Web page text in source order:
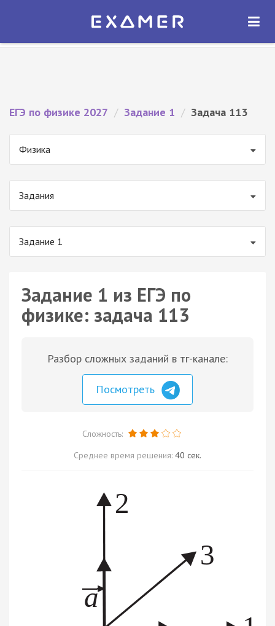
Экзамер — ЕГЭ 2027
ОТКРЫТЬ
ЕГЭ по физике 2027 / Задание 1 / Задача 113
Физика
Задания
Задание 1
Задание 1 из ЕГЭ по
физике: задача 113
Разбор сложных заданий в тг-канале:
Посмотреть
Сложность:
Среднее время решения: 40 сек.